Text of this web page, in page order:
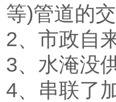
等)管道的交
2、市政自
3、水淹没
4、串联了